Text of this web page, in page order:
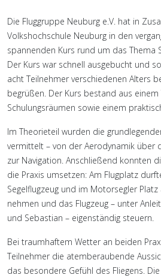
Die Fluggruppe Neuburg e.V. hat in
Volkshochschule Neuburg in den
spannenden Kurs rund um das Thema
Der Kurs war schnell ausgebucht und
acht Teilnehmer verschiedenen Alters
begrüßen. Der Kurs bestand aus einem
Schulungsräumen sowie einem
Im Theorieteil wurden die
vermittelt – von der Aerodynamik über
zur Navigation. Anschließend konnten
die Praxis umsetzen: Am Flugplatz
Segelflugzeug und im Motorsegler
nehmen und das Flugzeug – unter
und Sebastian – eigenständig steuern.
Bei traumhaftem Wetter an beiden
Teilnehmer die atemberaubende
das besondere Gefühl des Fliegens.